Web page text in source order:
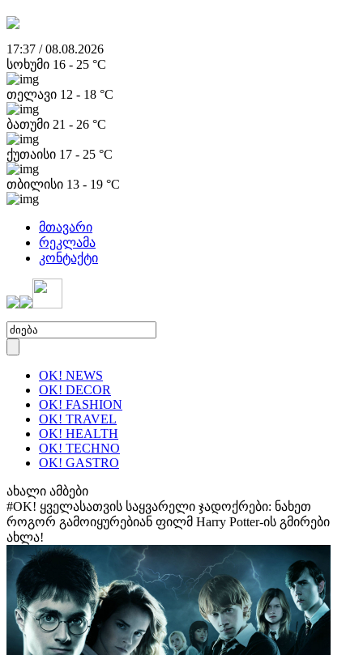
17:37 / 08.08.2026
სოხუმი 16 - 25 °C
თელავი 12 - 18 °C
ბათუმი 21 - 26 °C
ქუთაისი 17 - 25 °C
თბილისი 13 - 19 °C
მთავარი
რეკლამა
კონტაქტი
OK! NEWS
OK! DECOR
OK! FASHION
OK! TRAVEL
OK! HEALTH
OK! TECHNO
OK! GASTRO
ახალი ამბები
#OK! ყველასათვის საყვარელი ჯადოქრები: ნახეთ
როგორ გამოიყურებიან ფილმ Harry Potter-ის გმირები
ახლა!